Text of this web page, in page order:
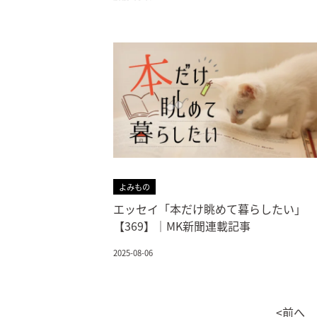
よみもの
エッセイ「本だけ眺めて暮らしたい」
【369】｜MK新聞連載記事
2025-08-06
<前へ